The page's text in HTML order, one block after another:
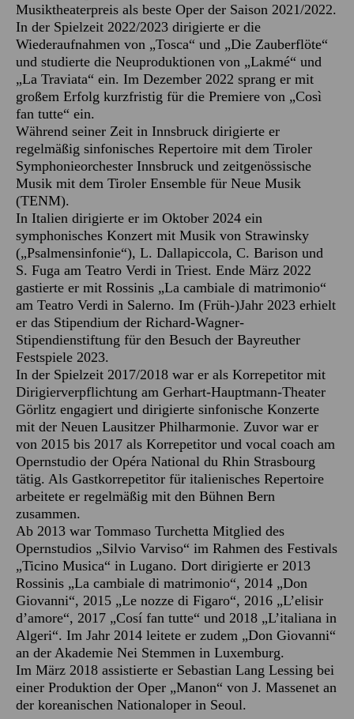
Musiktheaterpreis als beste Oper der Saison 2021/2022.
In der Spielzeit 2022/2023 dirigierte er die
Wiederaufnahmen von „Tosca“ und „Die Zauberflöte“
und studierte die Neuproduktionen von „Lakmé“ und
„La Traviata“ ein. Im Dezember 2022 sprang er mit
großem Erfolg kurzfristig für die Premiere von „Così
fan tutte“ ein.
Während seiner Zeit in Innsbruck dirigierte er
regelmäßig sinfonisches Repertoire mit dem Tiroler
Symphonieorchester Innsbruck und zeitgenössische
Musik mit dem Tiroler Ensemble für Neue Musik
(TENM).
In Italien dirigierte er im Oktober 2024 ein
symphonisches Konzert mit Musik von Strawinsky
(„Psalmensinfonie“), L. Dallapiccola, C. Barison und
S. Fuga am Teatro Verdi in Triest. Ende März 2022
gastierte er mit Rossinis „La cambiale di matrimonio“
am Teatro Verdi in Salerno. Im (Früh-)Jahr 2023 erhielt
er das Stipendium der Richard-Wagner-
Stipendienstiftung für den Besuch der Bayreuther
Festspiele 2023.
In der Spielzeit 2017/2018 war er als Korrepetitor mit
Dirigierverpflichtung am Gerhart-Hauptmann-Theater
Görlitz engagiert und dirigierte sinfonische Konzerte
mit der Neuen Lausitzer Philharmonie. Zuvor war er
von 2015 bis 2017 als Korrepetitor und vocal coach am
Opernstudio der Opéra National du Rhin Strasbourg
tätig. Als Gastkorrepetitor für italienisches Repertoire
arbeitete er regelmäßig mit den Bühnen Bern
zusammen.
Ab 2013 war Tommaso Turchetta Mitglied des
Opernstudios „Silvio Varviso“ im Rahmen des Festivals
„Ticino Musica“ in Lugano. Dort dirigierte er 2013
Rossinis „La cambiale di matrimonio“, 2014 „Don
Giovanni“, 2015 „Le nozze di Figaro“, 2016 „L’elisir
d’amore“, 2017 „Cosí fan tutte“ und 2018 „L’italiana in
Algeri“. Im Jahr 2014 leitete er zudem „Don Giovanni“
an der Akademie Nei Stemmen in Luxemburg.
Im März 2018 assistierte er Sebastian Lang Lessing bei
einer Produktion der Oper „Manon“ von J. Massenet an
der koreanischen Nationaloper in Seoul.